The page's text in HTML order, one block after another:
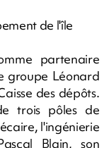
de l'île
partenaire
groupe Léonard
des dépôts.
trois pôles de
l'ingénierie
Blain, son